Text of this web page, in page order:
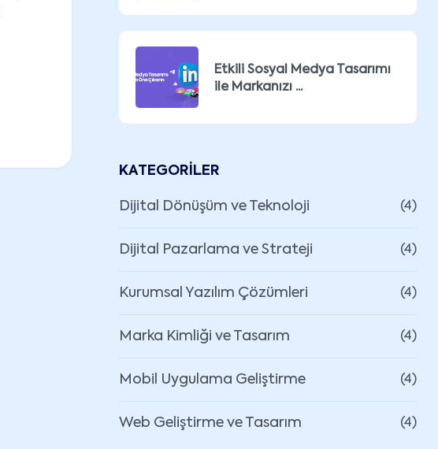
Etkili Sosyal Medya Tasarımı
ile Markanızı ...
KATEGORILER
Dijital Dönüşüm ve Teknoloji (4)
Dijital Pazarlama ve Strateji (4)
Kurumsal Yazılım Çözümleri (4)
Marka Kimliği ve Tasarım (4)
Mobil Uygulama Geliştirme (4)
Web Geliştirme ve Tasarım (4)